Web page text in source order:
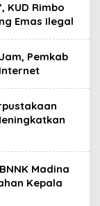
KUD Rimbo
Emas Ilegal
Pemkab
Madina
Kepala